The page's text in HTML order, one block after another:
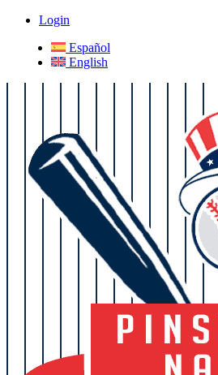
Login
Español
English